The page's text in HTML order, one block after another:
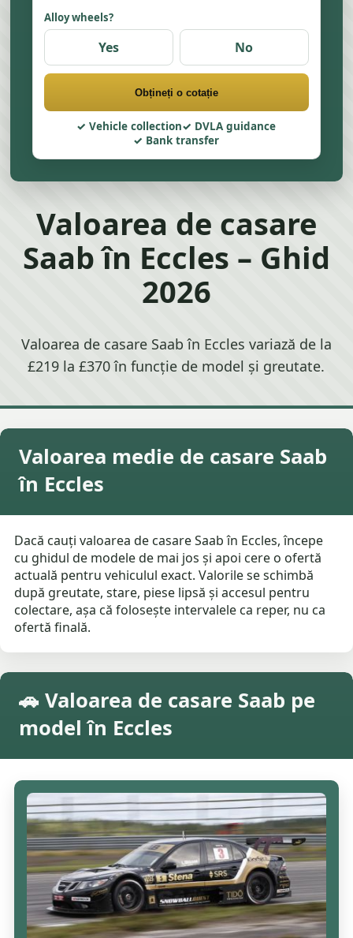
Alloy wheels?
Yes No
Obțineți o cotație
Vehicle collection
DVLA guidance
Bank transfer
Valoarea de casare
Saab în Eccles – Ghid
2026
Valoarea de casare Saab în Eccles variază de la
£219 la £370 în funcție de model și greutate.
Valoarea medie de casare Saab
în Eccles
Dacă cauți valoarea de casare Saab în Eccles, începe
cu ghidul de modele de mai jos și apoi cere o ofertă
actuală pentru vehiculul exact. Valorile se schimbă
după greutate, stare, piese lipsă și accesul pentru
colectare, așa că folosește intervalele ca reper, nu ca
ofertă finală.
🚗 Valoarea de casare Saab pe
model în Eccles